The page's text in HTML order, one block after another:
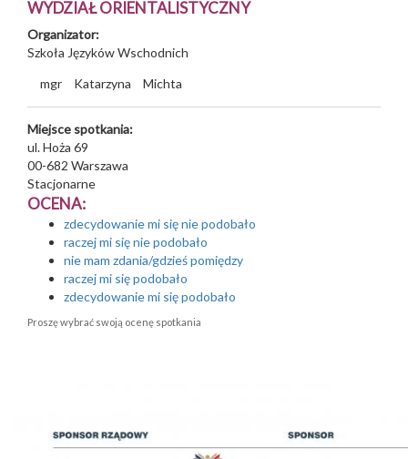
WYDZIAŁ ORIENTALISTYCZNY
Organizator:
Szkoła Języków Wschodnich
mgr
Katarzyna Michta
Miejsce spotkania:
ul. Hoża 69
00-682 Warszawa
Stacjonarne
OCENA:
zdecydowanie mi się nie podobało
raczej mi się nie podobało
nie mam zdania/gdzieś pomiędzy
raczej mi się podobało
zdecydowanie mi się podobało
Proszę wybrać swoją ocenę spotkania